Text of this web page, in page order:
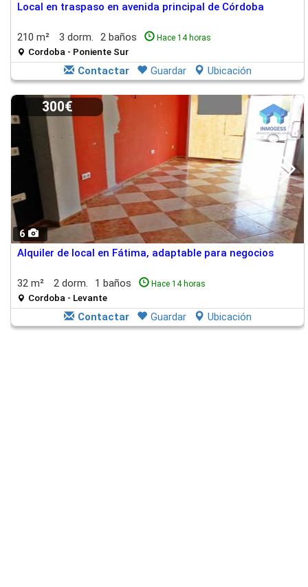
Local en traspaso en avenida principal de Córdoba
210 m² 3 dorm. 2 baños Hace 14 horas
Cordoba - Poniente Sur
Contactar Guardar Ubicación
6
300€
Alquiler de local en Fátima, adaptable para negocios
32 m² 2 dorm. 1 baños Hace 14 horas
Cordoba - Levante
Contactar Guardar Ubicación